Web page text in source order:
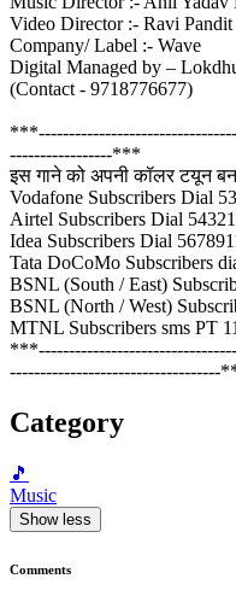
Video Director :- Ravi Pandit
Company/ Label :- Wave
Digital Managed by –
(Contact - 9718776677)
-----------------***
इस गाने को अपनी कॉलर टयून
Vodafone Subscribers Dial
Airtel Subscribers Dial
Idea Subscribers Dial
Tata DoCoMo Subscribers
BSNL (South / East)
BSNL (North / West)
MTNL Subscribers sms PT
-----------------------------------
Category
🎵
Music
Show less
Comments